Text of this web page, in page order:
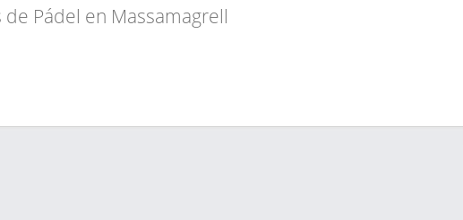
de Pádel en Massamagrell